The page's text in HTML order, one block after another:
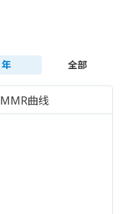
年 全部
MMR曲线